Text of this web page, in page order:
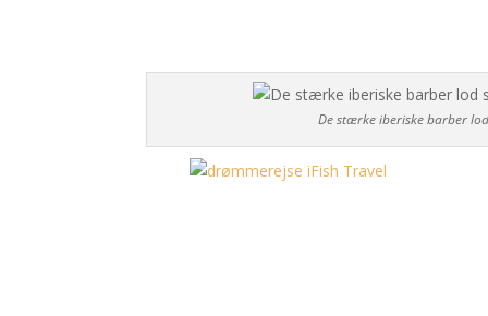
De stærke iberiske barber